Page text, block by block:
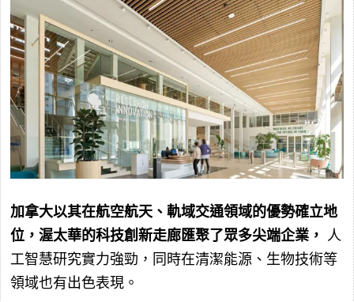
加拿大以其在航空航天、軌域交通領域的優勢確立地
位，渥太華的科技創新走廊匯聚了眾多尖端企業， 人
工智慧研究實力強勁，同時在清潔能源、生物技術等
領域也有出色表現。